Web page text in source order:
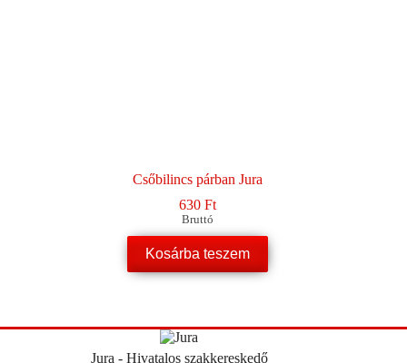
Csőbilincs párban Jura
630 Ft
Bruttó
Kosárba teszem
Jura - Hivatalos szakkereskedő